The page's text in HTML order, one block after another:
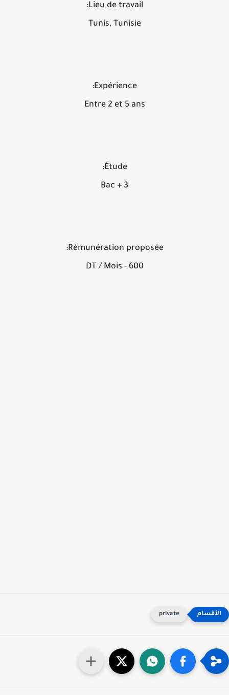
Lieu de travail:
Tunis, Tunisie
Expérience:
Entre 2 et 5 ans
Étude:
Bac + 3
Rémunération proposée:
600 - DT / Mois
private